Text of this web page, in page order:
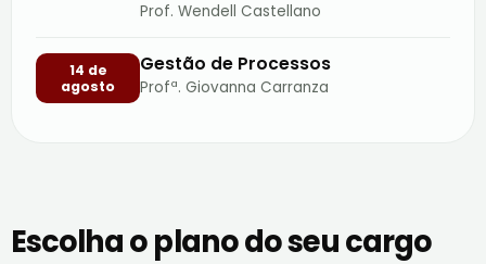
Prof. Wendell Castellano
14 de
agosto
Gestão de Processos
Profª. Giovanna Carranza
Escolha o plano do seu cargo